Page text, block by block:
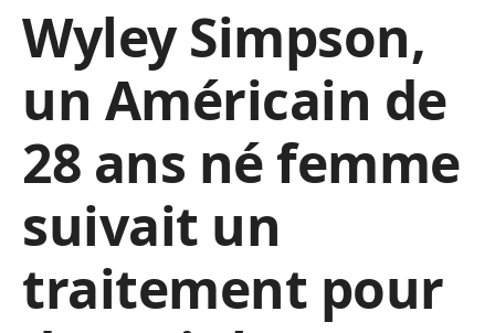
Wyley Simpson,
un Américain de
28 ans né femme
suivait un
traitement pour